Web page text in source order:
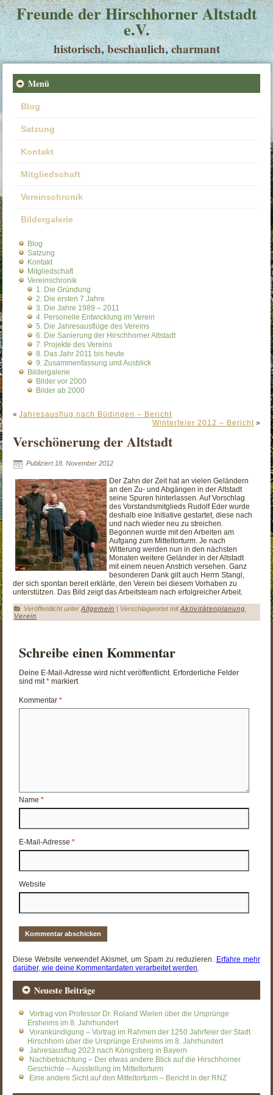
Freunde der Hirschhorner Altstadt
e.V.
historisch, beschaulich, charmant
Menü
Blog
Satzung
Kontakt
Mitgliedschaft
Vereinschronik
Bildergalerie
Blog
Satzung
Kontakt
Mitgliedschaft
Vereinschronik
1. Die Gründung
2. Die ersten 7 Jahre
3. Die Jahre 1989 – 2011
4. Personelle Entwicklung im Verein
5. Die Jahresausflüge des Vereins
6. Die Sanierung der Hirschhorner Altstadt
7. Projekte des Vereins
8. Das Jahr 2011 bis heute
9. Zusammenfassung und Ausblick
Bildergalerie
Bilder vor 2000
Bilder ab 2000
«Jahresausflug nach Büdingen – Bericht
Winterfeier 2012 – Bericht»
Verschönerung der Altstadt
Publiziert 18. November 2012
Der Zahn der Zeit hat an vielen Geländern
an den Zu- und Abgängen in der Altstadt
seine Spuren hinterlassen. Auf Vorschlag
des Vorstandsmitglieds Rudolf Eder wurde
deshalb eine Initiative gestartet, diese nach
und nach wieder neu zu streichen.
Begonnen wurde mit den Arbeiten am
Aufgang zum Mitteltorturm. Je nach
Witterung werden nun in den nächsten
Monaten weitere Geländer in der Altstadt
mit einem neuen Anstrich versehen. Ganz
besonderen Dank gilt auch Herrn Stangl,
der sich spontan bereit erklärte, den Verein bei diesem Vorhaben zu
unterstützen. Das Bild zeigt das Arbeitsteam nach erfolgreicher Arbeit.
Veröffentlicht unter Allgemein | Verschlagwortet mit Aktivitätenplanung
Verein
Schreibe einen Kommentar
Deine E-Mail-Adresse wird nicht veröffentlicht. Erforderliche Felder
sind mit* markiert
Kommentar*
Name*
E-Mail-Adresse*
Website
Diese Website verwendet Akismet, um Spam zu reduzieren. Erfahre mehr
darüber, wie deine Kommentardaten verarbeitet werden
Neueste Beiträge
Vortrag von Professor Dr. Roland Wielen über die Ursprünge
Ersheims im 8. Jahrhundert
Vorankündigung – Vortrag im Rahmen der 1250 Jahrfeier der Stadt
Hirschhorn über die Ursprünge Ersheims im 8. Jahrhundert
Jahresausflug 2023 nach Königsberg in Bayern
Nachbetrachtung – Der etwas andere Blick auf die Hirschhorner
Geschichte – Ausstellung im Mitteltorturm
Eine andere Sicht auf den Mitteltorturm – Bericht in der RNZ